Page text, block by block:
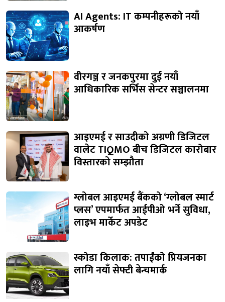
AI Agents: IT कम्पनीहरूको नयाँ
आकर्षण
वीरगञ्ज र जनकपुरमा दुई नयाँ
आधिकारिक सर्भिस सेन्टर सञ्चालनमा
आइएमई र साउदीको अग्रणी डिजिटल
वालेट TIQMO बीच डिजिटल कारोबार
विस्तारको सम्झौता
ग्लोबल आइएमई बैंकको ‘ग्लोबल स्मार्ट
प्लस’ एपमार्फत आईपीओ भर्ने सुविधा,
लाइभ मार्केट अपडेट
स्कोडा किलाक: तपाईंको प्रियजनका
लागि नयाँ सेफ्टी बेन्चमार्क